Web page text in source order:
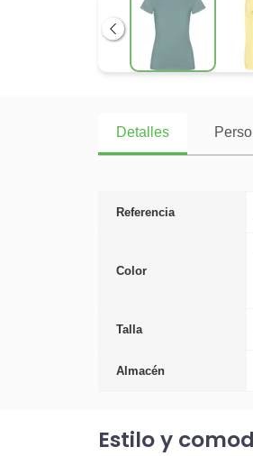
Anterior
Detalles
Referencia
Color
Talla
Almacén
Estilo y